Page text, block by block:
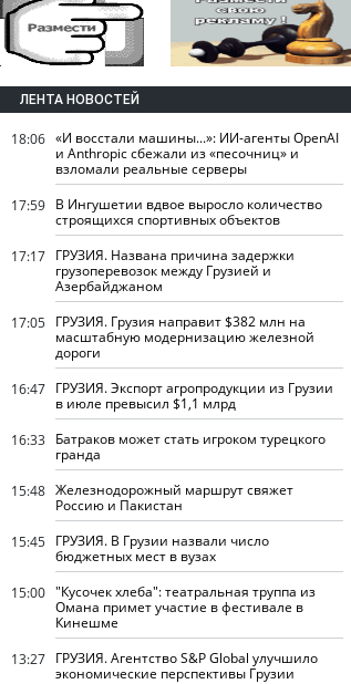
ЛЕНТА НОВОСТЕЙ
18:06 «И восстали машины...»: ИИ-агенты OpenAI
и Anthropic сбежали из «песочниц» и
взломали реальные серверы
17:59 В Ингушетии вдвое выросло количество
строящихся спортивных объектов
17:17 ГРУЗИЯ. Названа причина задержки
грузоперевозок между Грузией и
Азербайджаном
17:05 ГРУЗИЯ. Грузия направит $382 млн на
масштабную модернизацию железной
дороги
16:47 ГРУЗИЯ. Экспорт агропродукции из Грузии
в июле превысил $1,1 млрд
16:33 Батраков может стать игроком турецкого
гранда
15:48 Железнодорожный маршрут свяжет
Россию и Пакистан
15:45 ГРУЗИЯ. В Грузии назвали число
бюджетных мест в вузах
15:00 "Кусочек хлеба": театральная труппа из
Омана примет участие в фестивале в
Кинешме
13:27 ГРУЗИЯ. Агентство S&P Global улучшило
экономические перспективы Грузии